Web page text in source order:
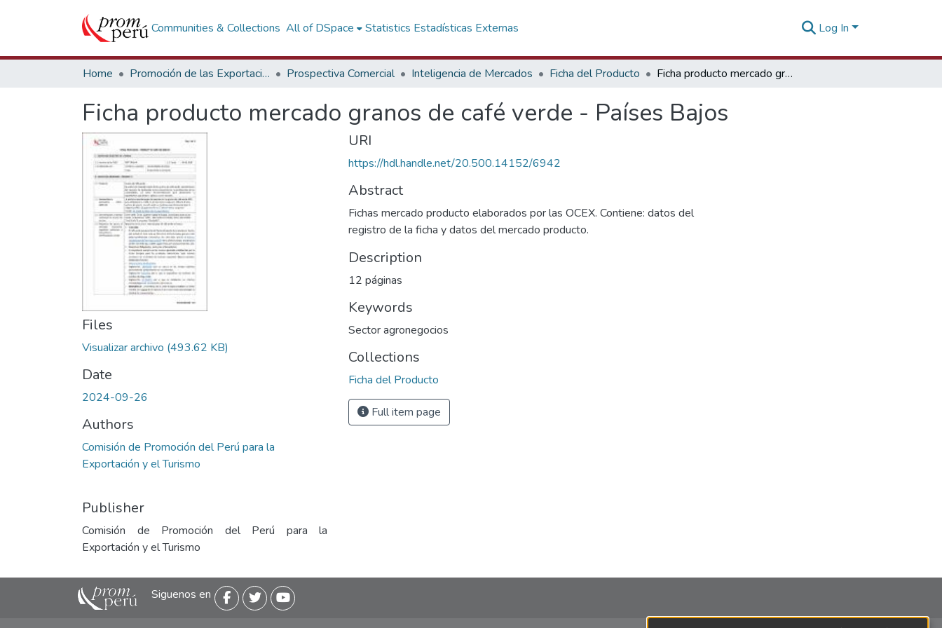
Communities & Collections All of DSpace Statistics Estadísticas Externas Log In
Home Promoción de las Exportaciones Prospectiva Comercial Inteligencia de Mercados Ficha del Producto Ficha producto mercado granos de café verde - Países Bajos
Ficha producto mercado granos de café verde - Países Bajos
Files
Visualizar archivo (493.62 KB)
Date
2024-09-26
Authors
Comisión de Promoción del Perú para la
Exportación y el Turismo
Publisher
Comisión de Promoción del Perú para la
Exportación y el Turismo
URI
https://hdl.handle.net/20.500.14152/6942
Abstract
Fichas mercado producto elaborados por las OCEX. Contiene: datos del
registro de la ficha y datos del mercado producto.
Description
12 páginas
Keywords
Sector agronegocios
Collections
Ficha del Producto
Full item page
Siguenos en